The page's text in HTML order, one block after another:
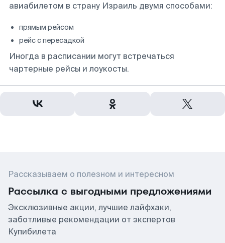
авиабилетом в страну Израиль двумя способами:
прямым рейсом
рейс с пересадкой
Иногда в расписании могут встречаться
чартерные рейсы и лоукосты.
Рассказываем о полезном и интересном
Рассылка с выгодными предложениями
Эксклюзивные акции, лучшие лайфхаки,
заботливые рекомендации от экспертов
Купибилета